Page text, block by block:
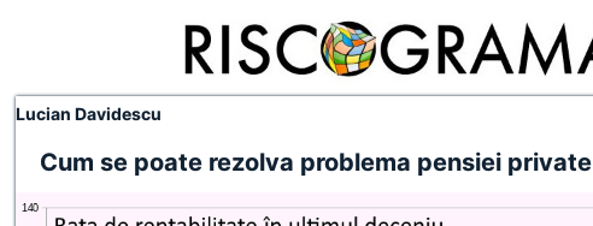
Lucian Davidescu
Cum se poate rezolva problema pensiei private